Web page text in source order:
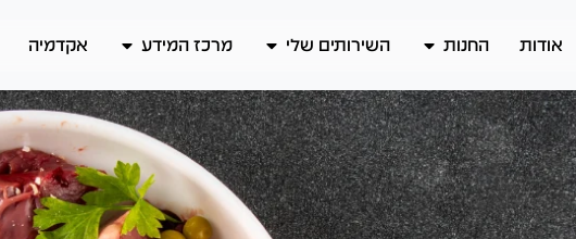
אודות החנות השירותים שלי מרכז המידע אקדמיה